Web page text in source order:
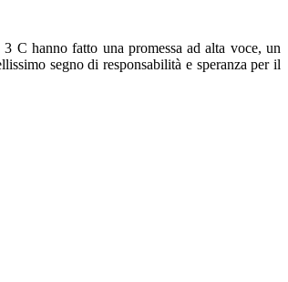
C hanno fatto una promessa ad alta voce, un
segno di responsabilità e speranza per il